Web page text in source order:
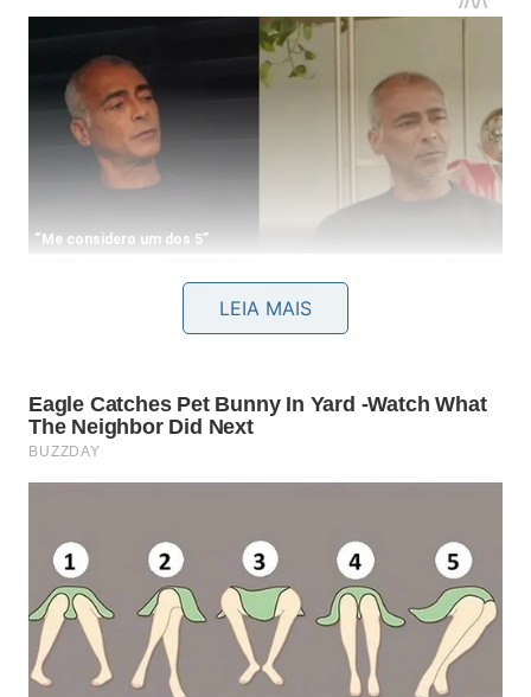
Para aproveitar ao máximo o potencial regenerador
deste produto, você deve notar os seguintes
benefícios:
shampoo;
Redução drástica do atrito entre os fios e da
quebra ao pentear;
Reposição de óleos essenciais que mantêm a
flexibilidade do cabelo;
LEIA MAIS